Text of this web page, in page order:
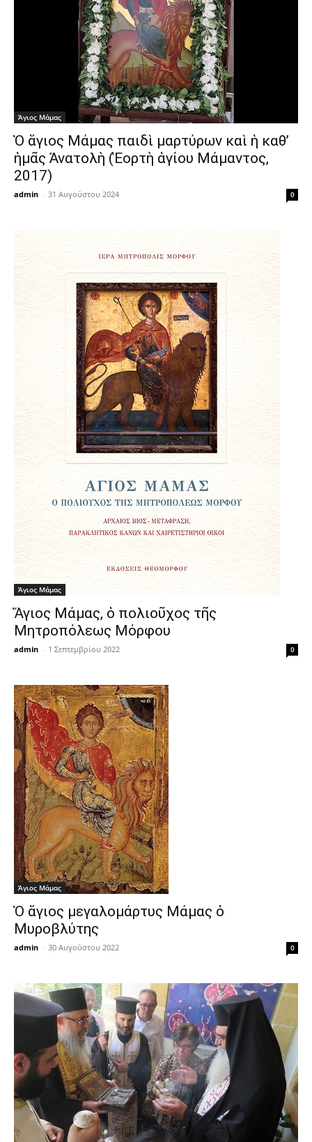
Άγιος Μάμας
Ὁ ἅγιος Μάμας παιδὶ μαρτύρων καὶ ἡ καθ’
ἡμᾶς Ἀνατολὴ (Ἑορτὴ ἁγίου Μάμαντος,
2017)
admin - 31 Αυγούστου 2024 0
Άγιος Μάμας
Ἅγιος Μάμας, ὁ πολιοῦχος τῆς
Μητροπόλεως Μόρφου
admin - 1 Σεπτεμβρίου 2022 0
Άγιος Μάμας
Ὁ ἅγιος μεγαλομάρτυς Μάμας ὁ
Μυροβλύτης
admin - 30 Αυγούστου 2022 0